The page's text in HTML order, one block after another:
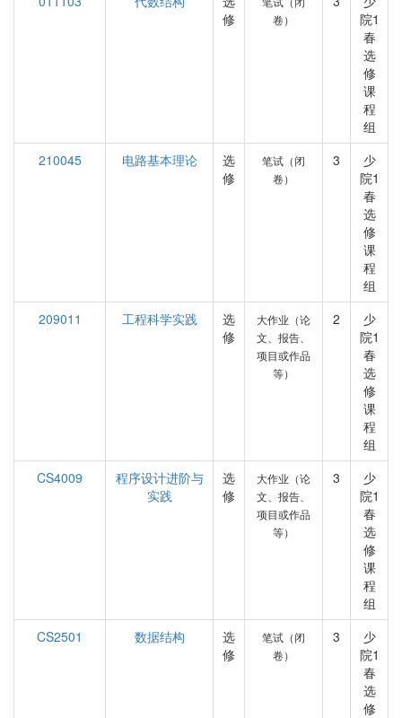
修
卷）
院1
春
选
修
课
程
组
210045
电路基本理论
选
修
笔试（闭
卷）
3
少
院1
春
选
修
课
程
组
209011
工程科学实践
选
修
大作业（论
文、报告、
项目或作品
等）
2
少
院1
春
选
修
课
程
组
CS4009
程序设计进阶与
实践
选
修
大作业（论
文、报告、
项目或作品
等）
3
少
院1
春
选
修
课
程
组
CS2501
数据结构
选
修
笔试（闭
卷）
3
少
院1
春
选
修